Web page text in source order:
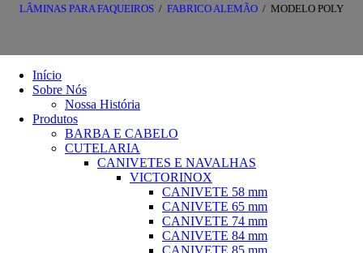
LÂMINAS PARA FAQUEIROS
FABRICO ALEMÃO MODELO POLY
Início
Sobre Nós
Nossa História
Produtos
BARBA E CABELO
CUTELARIA
CANIVETES E NAVALHAS
VICTORINOX
CANIVETE 58 mm
CANIVETE 65 mm
CANIVETE 74 mm
CANIVETE 84 mm
CANIVETE 85 mm